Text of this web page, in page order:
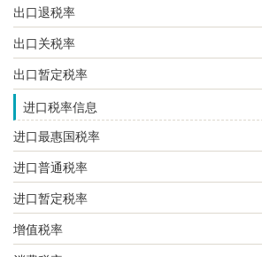
出口退税率
出口关税率
出口暂定税率
进口税率信息
进口最惠国税率
进口普通税率
进口暂定税率
增值税率